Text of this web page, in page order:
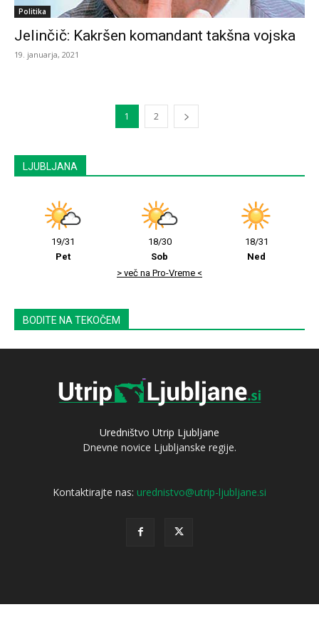
Politika
Jelinčič: Kakršen komandant takšna vojska
19. januarja, 2021
1 2
LJUBLJANA
19/31
Pet
18/30
Sob
18/31
Ned
> več na Pro-Vreme <
BODITE NA TEKOČEM
Uredništvo Utrip Ljubljane
Dnevne novice Ljubljanske regije.
Kontaktirajte nas: urednistvo@utrip-ljubljane.si